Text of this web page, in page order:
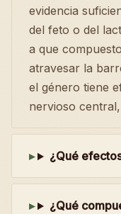
evidencia
del feto o del
a que
atravesar la
el género tiene
nervioso
¿Qué
¿Qué